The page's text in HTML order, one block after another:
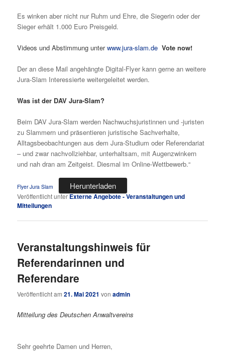
Es winken aber nicht nur Ruhm und Ehre, die Siegerin oder der
Sieger erhält 1.000 Euro Preisgeld.
Videos und Abstimmung unterwww.jura-slam.de Vote now!
Der an diese Mail angehängte Digital-Flyer kann gerne an weitere
Jura-Slam Interessierte weitergeleitet werden.
Was ist der DAV Jura-Slam?
Beim DAV Jura-Slam werden Nachwuchsjuristinnen und -juristen
zu Slammern und präsentieren juristische Sachverhalte,
Alltagsbeobachtungen aus dem Jura-Studium oder Referendariat
– und zwar nachvollziehbar, unterhaltsam, mit Augenzwinkern
und nah dran am Zeitgeist. Diesmal im Online-Wettbewerb.“
Flyer Jura Slam Herunterladen
Veröffentlicht unterExterne Angebote - Veranstaltungen und
Mitteilungen
Veranstaltungshinweis für
Referendarinnen und
Referendare
Veröffentlicht am21. Mai 2021 vonadmin
Mitteilung des Deutschen Anwaltvereins
Sehr geehrte Damen und Herren,